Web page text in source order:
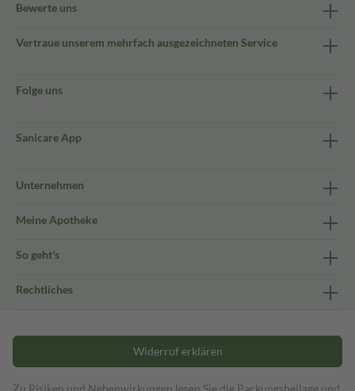
Bewerte uns
Vertraue unserem mehrfach ausgezeichneten Service
Folge uns
Sanicare App
Unternehmen
Meine Apotheke
So geht's
Rechtliches
Widerruf erklären
Zu Risiken und Nebenwirkungen lesen Sie die Packungsbeilage und